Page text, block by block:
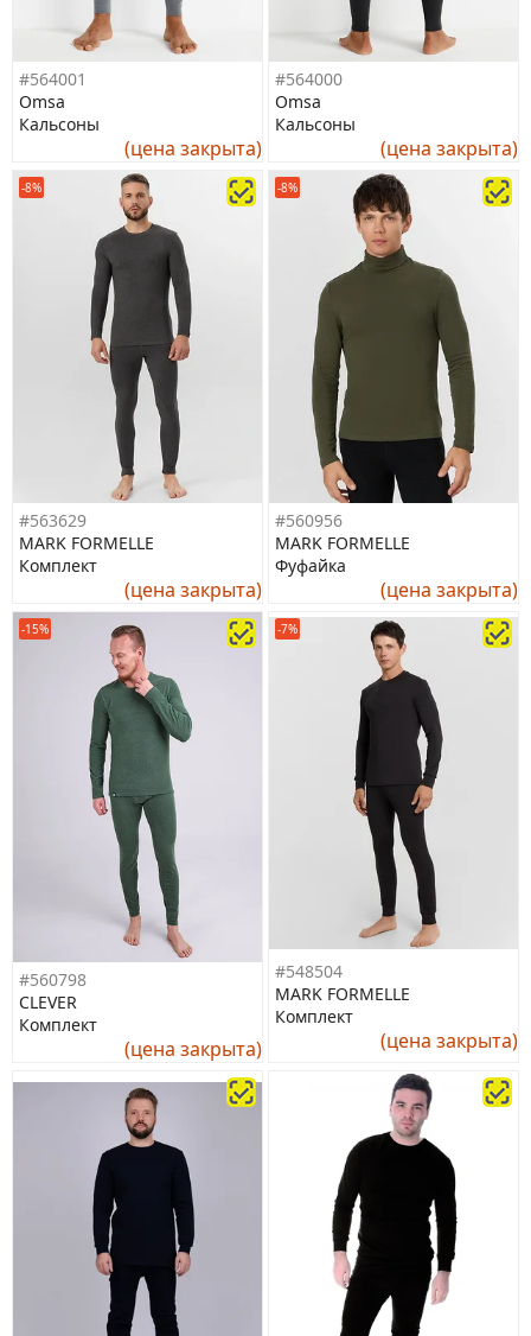
#564001
Omsa
Кальсоны
(цена закрыта)
#564000
Omsa
Кальсоны
(цена закрыта)
-8%
#563629
MARK FORMELLE
Комплект
(цена закрыта)
-8%
#560956
MARK FORMELLE
Фуфайка
(цена закрыта)
-15%
#560798
CLEVER
Комплект
(цена закрыта)
-7%
#548504
MARK FORMELLE
Комплект
(цена закрыта)